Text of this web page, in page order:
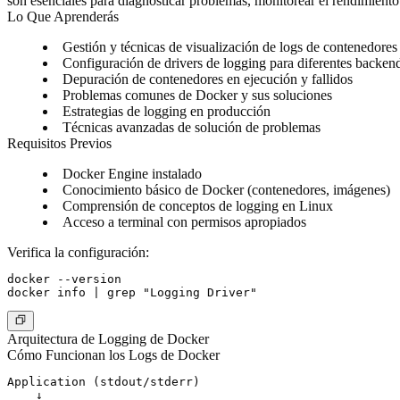
Lo Que Aprenderás
Gestión y técnicas de visualización de logs de contenedores
Configuración de drivers de logging para diferentes
Depuración de contenedores en ejecución y fallidos
Problemas comunes de Docker y sus soluciones
Estrategias de logging en producción
Técnicas avanzadas de solución de problemas
Requisitos Previos
Docker Engine instalado
Conocimiento básico de Docker (contenedores, imágenes)
Comprensión de conceptos de logging en Linux
Acceso a terminal con permisos apropiados
Verifica la configuración:
docker --version
Arquitectura de Logging de Docker
Cómo Funcionan los Logs de Docker
Application (stdout/stderr)
    ↓